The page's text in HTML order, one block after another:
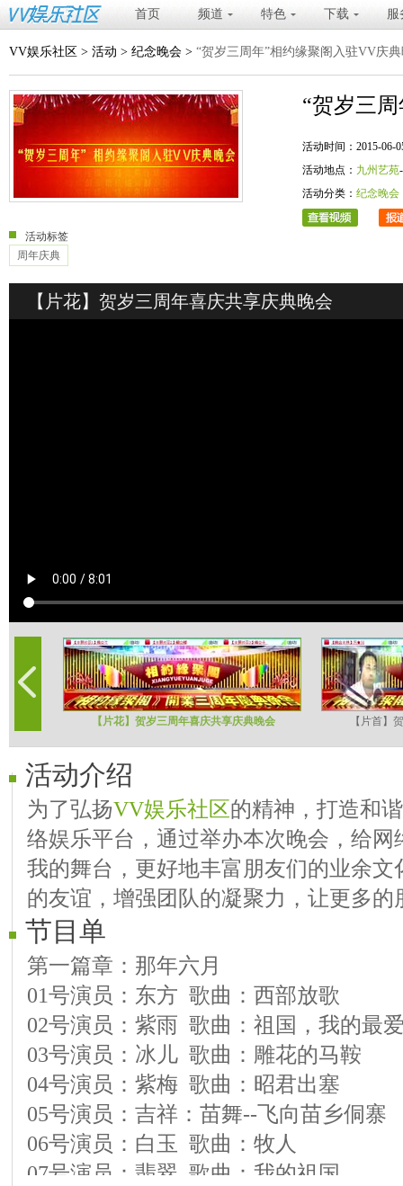
首页 频道 特色 下载 服
VV娱乐社区 > 活动 > 纪念晚会 > “贺岁三周年”相约缘聚阁入驻VV庆
“贺岁三
活动时间：2015-06-
活动地点： 九州艺苑
活动分类： 纪念晚会
活动标签
周年庆典
【片花】贺岁三周年喜庆共享庆典晚会
【片花】贺岁三周年喜庆共享庆典晚会 【片首】
活动介绍
为了弘扬VV娱乐社区的精神，打造和
络娱乐平台，通过举办本次晚会，给
我的舞台，更好地丰富朋友们的业余
的友谊，增强团队的凝聚力，让更多
节目单
第一篇章：那年六月
01号演员：东方 歌曲：西部放歌
02号演员：紫雨 歌曲：祖国，我的最
03号演员：冰儿 歌曲：雕花的马鞍
04号演员：紫梅 歌曲：昭君出塞
05号演员：吉祥：苗舞--飞向苗乡侗寨
06号演员：白玉 歌曲：牧人
07号演员：翡翠 歌曲：我的祖国